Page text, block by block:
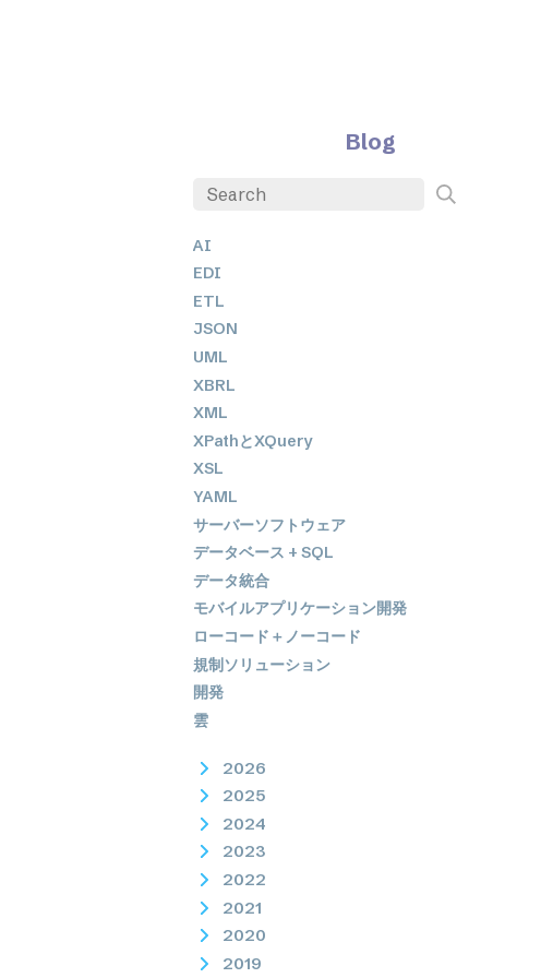
Blog
AI
EDI
ETL
JSON
UML
XBRL
XML
XPathとXQuery
XSL
YAML
サーバーソフトウェア
データベース + SQL
データ統合
モバイルアプリケーション開発
ローコード＋ノーコード
規制ソリューション
開発
雲
2026
2025
2024
2023
2022
2021
2020
2019